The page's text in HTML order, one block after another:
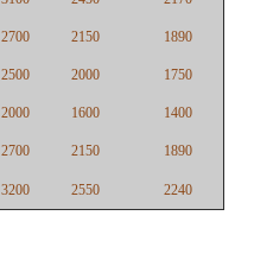
2700 2150 1890
2500 2000 1750
2000 1600 1400
2700 2150 1890
3200 2550 2240